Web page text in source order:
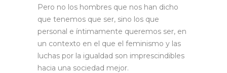
Pero no los hombres que nos han dicho
que tenemos que ser, sino los que
personal e íntimamente queremos ser, en
un contexto en el que el feminismo y las
luchas por la igualdad son imprescindibles
hacia una sociedad mejor.